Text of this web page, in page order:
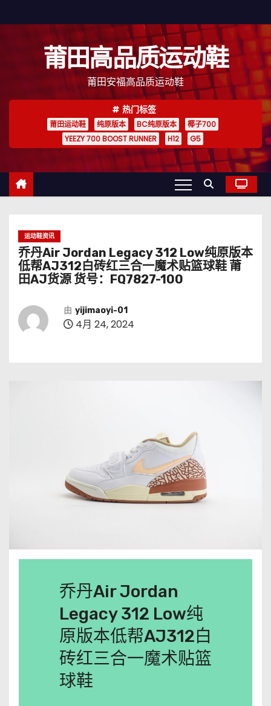
至
莆田高品质运动鞋
莆田安福高品质运动鞋
热门标签
莆田运动鞋 纯原版本 BC纯原版本
椰子700
YEEZY 700 BOOST RUNNER
H12 G5
运动鞋资讯
乔丹Air Jordan Legacy 312 Low纯原版本
低帮AJ312白砖红三合一魔术贴篮球鞋 莆
田AJ货源 货号：FQ7827-100
由 yijimaoyi-01
4月 24, 2024
乔丹Air Jordan
Legacy 312 Low纯
原版本低帮AJ312白
砖红三合一魔术贴篮
球鞋